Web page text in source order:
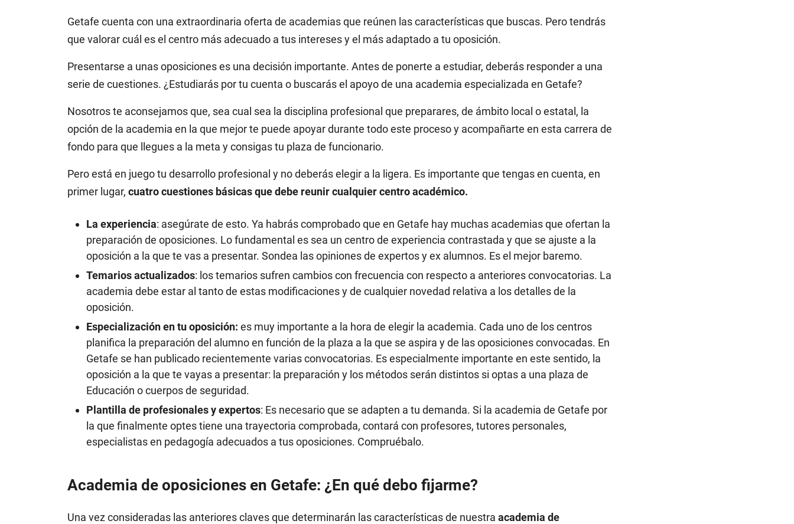
Getafe cuenta con una extraordinaria oferta de academias que reúnen las características que buscas. Pero tendrás
que valorar cuál es el centro más adecuado a tus intereses y el más adaptado a tu oposición.
Presentarse a unas oposiciones es una decisión importante. Antes de ponerte a estudiar, deberás responder a una
serie de cuestiones. ¿Estudiarás por tu cuenta o buscarás el apoyo de una academia especializada en Getafe?
Nosotros te aconsejamos que, sea cual sea la disciplina profesional que preparares, de ámbito local o estatal, la
opción de la academia en la que mejor te puede apoyar durante todo este proceso y acompañarte en esta carrera de
fondo para que llegues a la meta y consigas tu plaza de funcionario.
Pero está en juego tu desarrollo profesional y no deberás elegir a la ligera. Es importante que tengas en cuenta, en
primer lugar, cuatro cuestiones básicas que debe reunir cualquier centro académico.
La experiencia: asegúrate de esto. Ya habrás comprobado que en Getafe hay muchas academias que ofertan la
preparación de oposiciones. Lo fundamental es sea un centro de experiencia contrastada y que se ajuste a la
oposición a la que te vas a presentar. Sondea las opiniones de expertos y ex alumnos. Es el mejor baremo.
Temarios actualizados: los temarios sufren cambios con frecuencia con respecto a anteriores convocatorias. La
academia debe estar al tanto de estas modificaciones y de cualquier novedad relativa a los detalles de la
oposición.
Especialización en tu oposición: es muy importante a la hora de elegir la academia. Cada uno de los centros
planifica la preparación del alumno en función de la plaza a la que se aspira y de las oposiciones convocadas. En
Getafe se han publicado recientemente varias convocatorias. Es especialmente importante en este sentido, la
oposición a la que te vayas a presentar: la preparación y los métodos serán distintos si optas a una plaza de
Educación o cuerpos de seguridad.
Plantilla de profesionales y expertos: Es necesario que se adapten a tu demanda. Si la academia de Getafe por
la que finalmente optes tiene una trayectoria comprobada, contará con profesores, tutores personales,
especialistas en pedagogía adecuados a tus oposiciones. Compruébalo.
Academia de oposiciones en Getafe: ¿En qué debo fijarme?
Una vez consideradas las anteriores claves que determinarán las características de nuestra academia de